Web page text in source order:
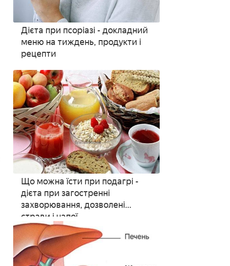
Дієта при псоріазі - докладний
меню на тиждень, продукти і
рецепти
Що можна їсти при подагрі -
дієта при загостренні
захворювання, дозволені
страви і напої